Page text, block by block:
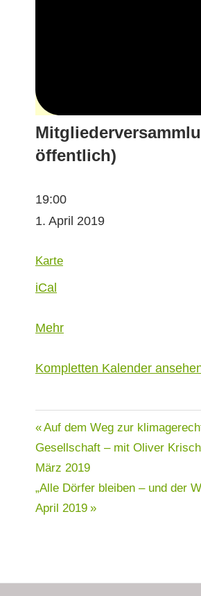
öffentlich)
Mit­
gliederver­
lung
19:00
1. April 2019
KarteGeschäftsstelle
iCal
Mehrüber
Kom­plet­ten Kalen­der
Beitragsnavigation
Auf dem Weg zur
Gesellschaft – mit Oliver
März 2019
„Alle Dörfer bleiben – und der
April 2019